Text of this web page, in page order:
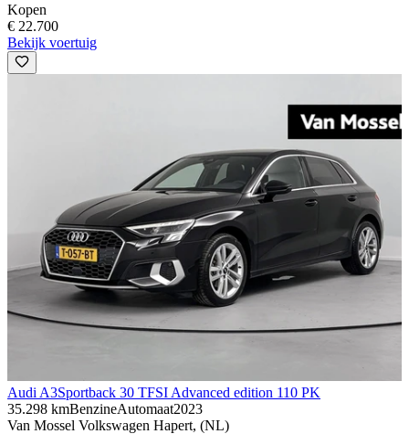
Kopen
€ 22.700
Bekijk voertuig
Audi A3Sportback 30 TFSI Advanced edition 110 PK
35.298 kmBenzineAutomaat2023
Van Mossel Volkswagen Hapert, (NL)